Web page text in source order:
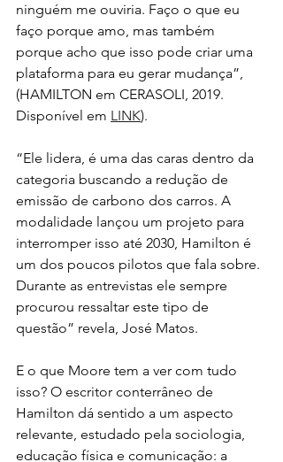
ninguém me ouviria. Faço o que eu
faço porque amo, mas também
porque acho que isso pode criar uma
plataforma para eu gerar mudança”,
(HAMILTON em CERASOLI, 2019.
Disponível em LINK).
“Ele lidera, é uma das caras dentro da
categoria buscando a redução de
emissão de carbono dos carros. A
modalidade lançou um projeto para
interromper isso até 2030, Hamilton é
um dos poucos pilotos que fala sobre.
Durante as entrevistas ele sempre
procurou ressaltar este tipo de
questão” revela, José Matos.
E o que Moore tem a ver com tudo
isso? O escritor conterrâneo de
Hamilton dá sentido a um aspecto
relevante, estudado pela sociologia,
educação física e comunicação: a